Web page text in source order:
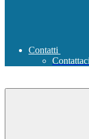
Contatti
Contattaci